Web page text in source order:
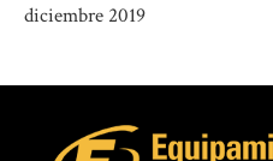
diciembre 2019